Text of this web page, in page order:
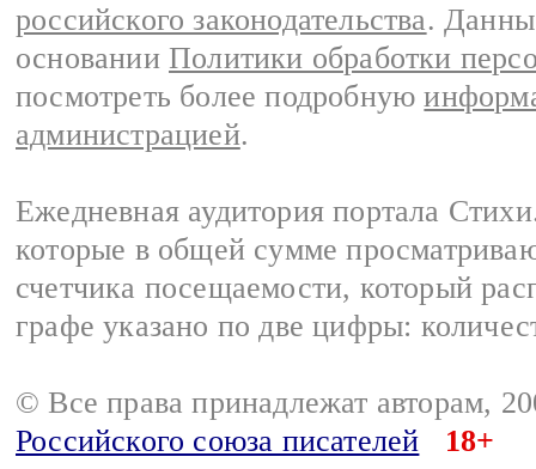
российского законодательства.
основании Политики обработки
посмотреть более подробную
администрацией.
Ежедневная аудитория портала
которые в общей сумме
счетчика посещаемости, который
графе указано по две цифры:
© Все права принадлежат авторам,
Российского союза писателей
18+